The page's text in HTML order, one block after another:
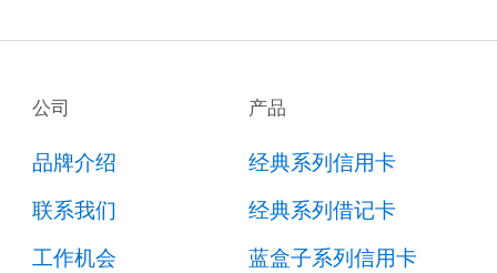
公司
品牌介绍
联系我们
工作机会
产品
经典系列信用卡
经典系列借记卡
蓝盒子系列信用卡